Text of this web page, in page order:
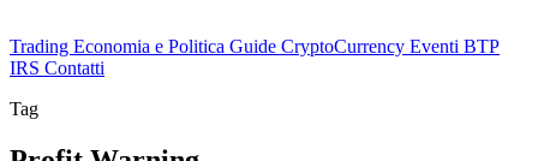
Trading Economia e Politica Guide CryptoCurrency Eventi BTP
IRS Contatti
Tag